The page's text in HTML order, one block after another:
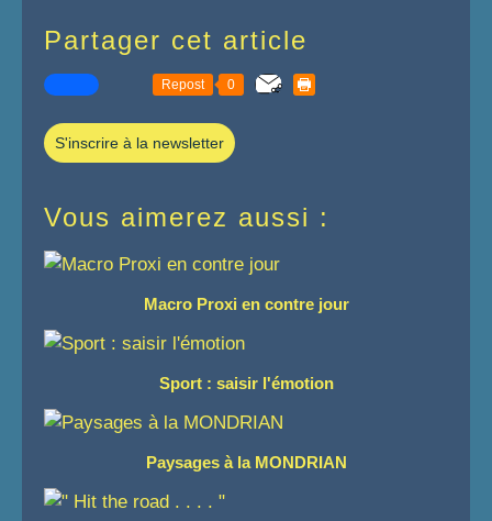
Partager cet article
Repost 0
S'inscrire à la newsletter
Vous aimerez aussi :
Macro Proxi en contre jour
Sport : saisir l'émotion
Paysages à la MONDRIAN